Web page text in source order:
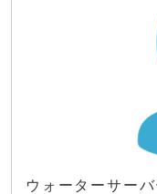
ウォーターサー